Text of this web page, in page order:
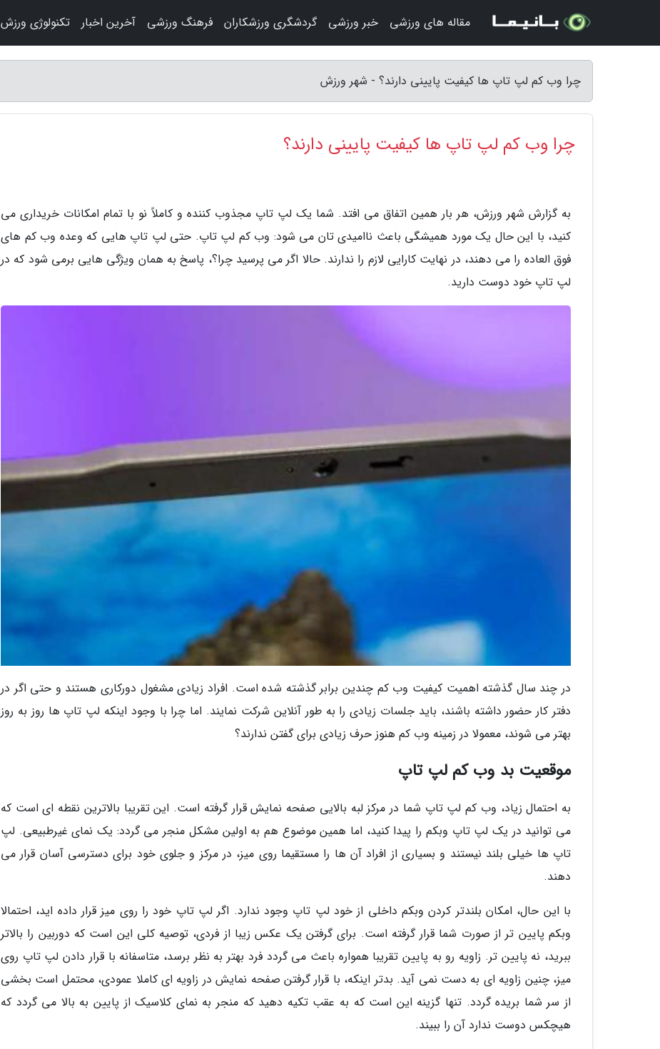
چرا وب کم لپ تاپ ها کیفیت پایینی دارند؟ - شهر ورزش
چرا وب کم لپ تاپ ها کیفیت پایینی دارند؟
به گزارش شهر ورزش، هر بار همین اتفاق می افتد. شما یک لپ تاپ مجذوب کننده و کاملاً نو با تمام امکانات خریداری می
کنید، با این حال یک مورد همیشگی باعث ناامیدی تان می شود: وب کم لپ تاپ. حتی لپ تاپ هایی که وعده وب کم های
فوق العاده را می دهند، در نهایت کارایی لازم را ندارند. حالا اگر می پرسید چرا؟، پاسخ به همان ویژگی هایی برمی شود که در
لپ تاپ خود دوست دارید.
در چند سال گذشته اهمیت کیفیت وب کم چندین برابر گذشته شده است. افراد زیادی مشغول دورکاری هستند و حتی اگر در
دفتر کار حضور داشته باشند، باید جلسات زیادی را به طور آنلاین شرکت نمایند. اما چرا با وجود اینکه لپ تاپ ها روز به روز
بهتر می شوند، معمولا در زمینه وب کم هنوز حرف زیادی برای گفتن ندارند؟
موقعیت بد وب کم لپ تاپ
به احتمال زیاد، وب کم لپ تاپ شما در مرکز لبه بالایی صفحه نمایش قرار گرفته است. این تقریبا بالاترین نقطه ای است که
می توانید در یک لپ تاپ وبکم را پیدا کنید، اما همین موضوع هم به اولین مشکل منجر می گردد: یک نمای غیرطبیعی. لپ
تاپ ها خیلی بلند نیستند و بسیاری از افراد آن ها را مستقیما روی میز، در مرکز و جلوی خود برای دسترسی آسان قرار می
دهند.
با این حال، امکان بلندتر کردن وبکم داخلی از خود لپ تاپ وجود ندارد. اگر لپ تاپ خود را روی میز قرار داده اید، احتمالا
وبکم پایین تر از صورت شما قرار گرفته است. برای گرفتن یک عکس زیبا از فردی، توصیه کلی این است که دوربین را بالاتر
ببرید، نه پایین تر. زاویه رو به پایین تقریبا همواره باعث می گردد فرد بهتر به نظر برسد، متاسفانه با قرار دادن لپ تاپ روی
میز، چنین زاویه ای به دست نمی آید. بدتر اینکه، با قرار گرفتن صفحه نمایش در زاویه ای کاملا عمودی، محتمل است بخشی
از سر شما بریده گردد. تنها گزینه این است که به عقب تکیه دهید که منجر به نمای کلاسیک از پایین به بالا می گردد که
هیچکس دوست ندارد آن را ببیند.
مقاله های ورزشی خبر ورزشی گردشگری ورزشکاران فرهنگ ورزشی آخرین اخبار تکنولوژی ورزش